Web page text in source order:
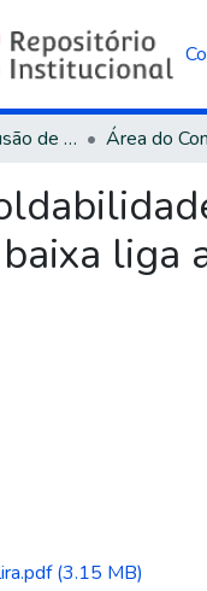
Trabalhos de Conclusão de Curso
liga
(3.15 MB)